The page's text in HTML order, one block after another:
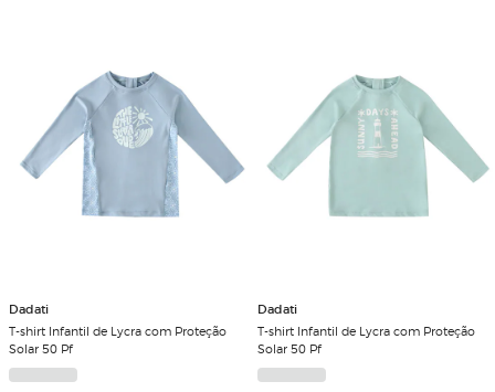
Dadati
T-shirt Infantil de Lycra com Proteção
Solar 50 Pf
Dadati
T-shirt Infantil de Lycra com Proteção
Solar 50 Pf